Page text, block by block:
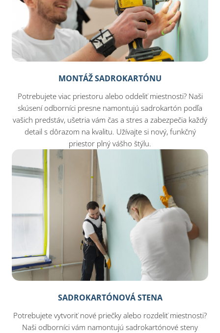
MONTÁŽ SADROKARTÓNU
Potrebujete viac priestoru alebo oddeliť miestnosti? Naši
skúsení odborníci presne namontujú sadrokartón podľa
vašich predstáv, ušetria vám čas a stres a zabezpečia každý
detail s dôrazom na kvalitu. Užívajte si nový, funkčný
priestor plný vášho štýlu.
SADROKARTÓNOVÁ STENA
Potrebujete vytvoriť nové priečky alebo rozdeliť miestnosti?
Naši odborníci vám namontujú sadrokartónové steny